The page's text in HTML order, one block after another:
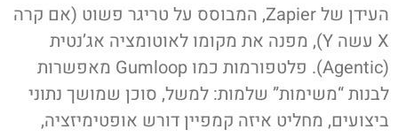
העידן של Zapier, המבוסס על טריגר פשוט (אם קרה
X עשה Y), מפנה את מקומו לאוטומציה אג’נטית
(Agentic). פלטפורמות כמו Gumloop מאפשרות
לבנות “משימות” שלמות: למשל, סוכן שמושך נתוני
ביצועים, מחליט איזה קמפיין דורש אופטימיזציה,